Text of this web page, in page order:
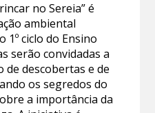
no Sereia” é
ambiental
1º ciclo do Ensino
serão convidadas a
descobertas e de
os segredos do
a importância da